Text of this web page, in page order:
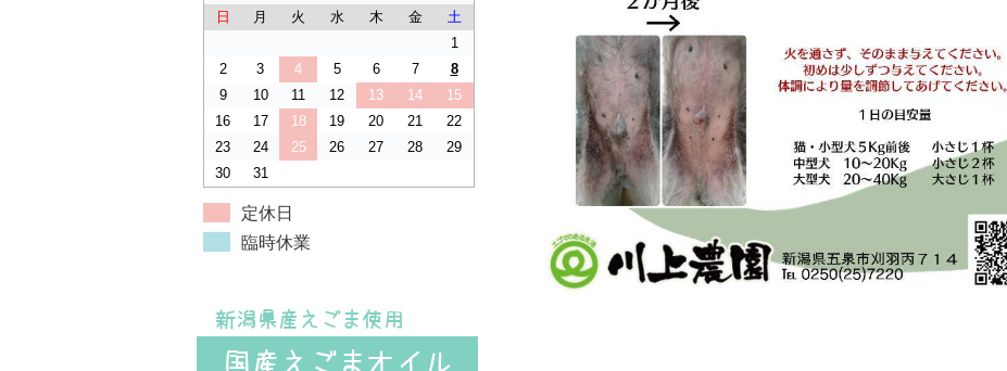
日
月 火 水 木 金
土
1
2
3 4 5 6 7
8
9
10 11 12 13 14
15
16
17 18 19 20 21
22
23
24 25 26 27 28
29
30
31
定休日
臨時休業